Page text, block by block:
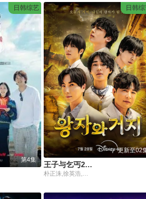
日韩综艺
第4集
日韩
更新至02
王子与乞丐2026